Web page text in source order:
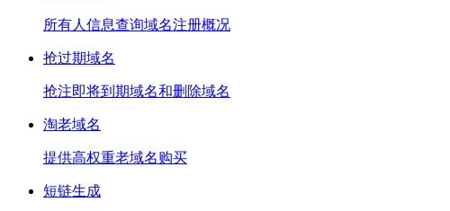
所有人信息查询域名注册概况
抢过期域名
抢注即将到期域名和删除域名
淘老域名
提供高权重老域名购买
短链生成